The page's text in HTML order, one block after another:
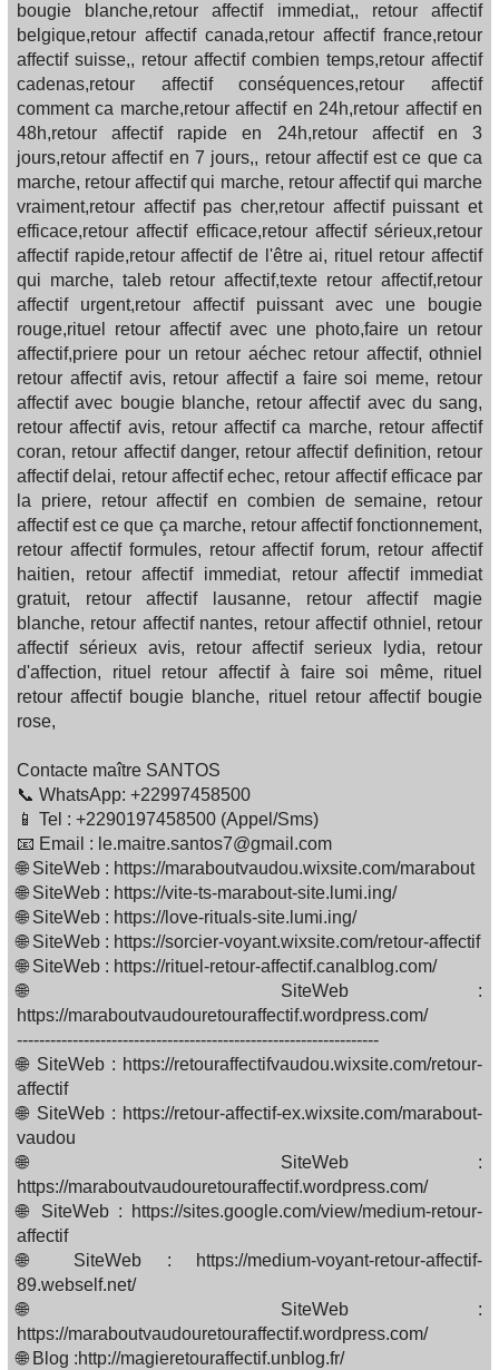
bougie blanche,retour affectif immediat,, retour affectif
belgique,retour affectif canada,retour affectif france,retour
affectif suisse,, retour affectif combien temps,retour affectif
cadenas,retour affectif conséquences,retour affectif
comment ca marche,retour affectif en 24h,retour affectif en
48h,retour affectif rapide en 24h,retour affectif en 3
jours,retour affectif en 7 jours,, retour affectif est ce que ca
marche, retour affectif qui marche, retour affectif qui marche
vraiment,retour affectif pas cher,retour affectif puissant et
efficace,retour affectif efficace,retour affectif sérieux,retour
affectif rapide,retour affectif de l'être ai, rituel retour affectif
qui marche, taleb retour affectif,texte retour affectif,retour
affectif urgent,retour affectif puissant avec une bougie
rouge,rituel retour affectif avec une photo,faire un retour
affectif,priere pour un retour aéchec retour affectif, othniel
retour affectif avis, retour affectif a faire soi meme, retour
affectif avec bougie blanche, retour affectif avec du sang,
retour affectif avis, retour affectif ca marche, retour affectif
coran, retour affectif danger, retour affectif definition, retour
affectif delai, retour affectif echec, retour affectif efficace par
la priere, retour affectif en combien de semaine, retour
affectif est ce que ça marche, retour affectif fonctionnement,
retour affectif formules, retour affectif forum, retour affectif
haitien, retour affectif immediat, retour affectif immediat
gratuit, retour affectif lausanne, retour affectif magie
blanche, retour affectif nantes, retour affectif othniel, retour
affectif sérieux avis, retour affectif serieux lydia, retour
d'affection, rituel retour affectif à faire soi même, rituel
retour affectif bougie blanche, rituel retour affectif bougie
rose,
Contacte maître SANTOS
📞 WhatsApp: +22997458500
📱 Tel : +2290197458500 (Appel/Sms)
📧 Email : le.maitre.santos7@gmail.com
🌐 SiteWeb : https://maraboutvaudou.wixsite.com/marabout
🌐 SiteWeb : https://vite-ts-marabout-site.lumi.ing/
🌐 SiteWeb : https://love-rituals-site.lumi.ing/
🌐 SiteWeb : https://sorcier-voyant.wixsite.com/retour-affectif
🌐 SiteWeb : https://rituel-retour-affectif.canalblog.com/
🌐 SiteWeb :
https://maraboutvaudouretouraffectif.wordpress.com/
-----------------------------------------------------------------
🌐 SiteWeb : https://retouraffectifvaudou.wixsite.com/retour-
affectif
🌐 SiteWeb : https://retour-affectif-ex.wixsite.com/marabout-
vaudou
🌐 SiteWeb :
https://maraboutvaudouretouraffectif.wordpress.com/
🌐 SiteWeb : https://sites.google.com/view/medium-retour-
affectif
🌐 SiteWeb : https://medium-voyant-retour-affectif-
89.webself.net/
🌐 SiteWeb :
https://maraboutvaudouretouraffectif.wordpress.com/
🌐 Blog :http://magieretouraffectif.unblog.fr/